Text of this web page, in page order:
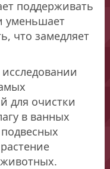
поддерживать
уменьшает
что замедляет
для очистки
в ванных